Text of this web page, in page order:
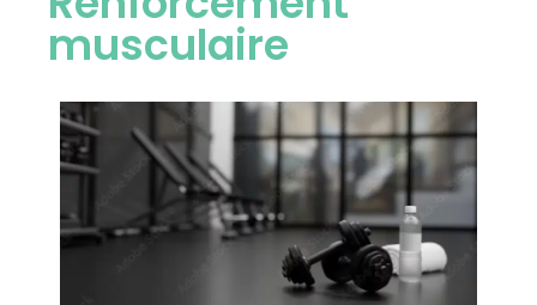
musculaire